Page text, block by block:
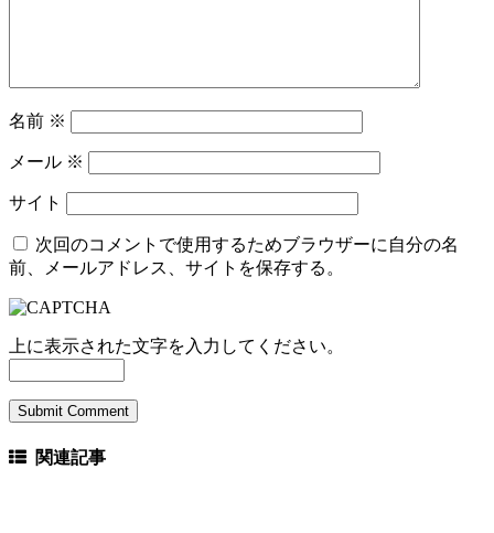
名前 ※
メール ※
サイト
次回のコメントで使用するためブラウザーに自分の名
前、メールアドレス、サイトを保存する。
上に表示された文字を入力してください。
関連記事